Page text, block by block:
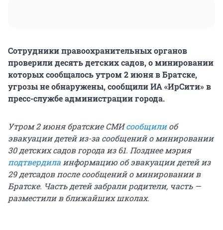
Сотрудники правоохранительных органов
проверили десять детских садов, о минировании
которых сообщалось утром 2 июня в Братске,
угрозы не обнаружены, сообщили ИА «ИрСити» в
пресс-службе администрации города.
Утром 2 июня братские СМИсообщилиоб
эвакуации детей из-за сообщений о минировании
30 детских садов города из 61. Позднее мэрия
подтвердила информацию об эвакуации детей из
29 детсадов после сообщений о минировании в
Братске. Часть детей забрали родители, часть —
разместили в ближайших школах.